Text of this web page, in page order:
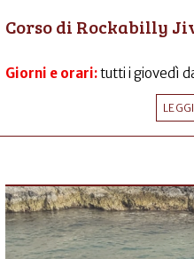
Corso di Rockabilly
Giorni e orari:tutti i giovedì